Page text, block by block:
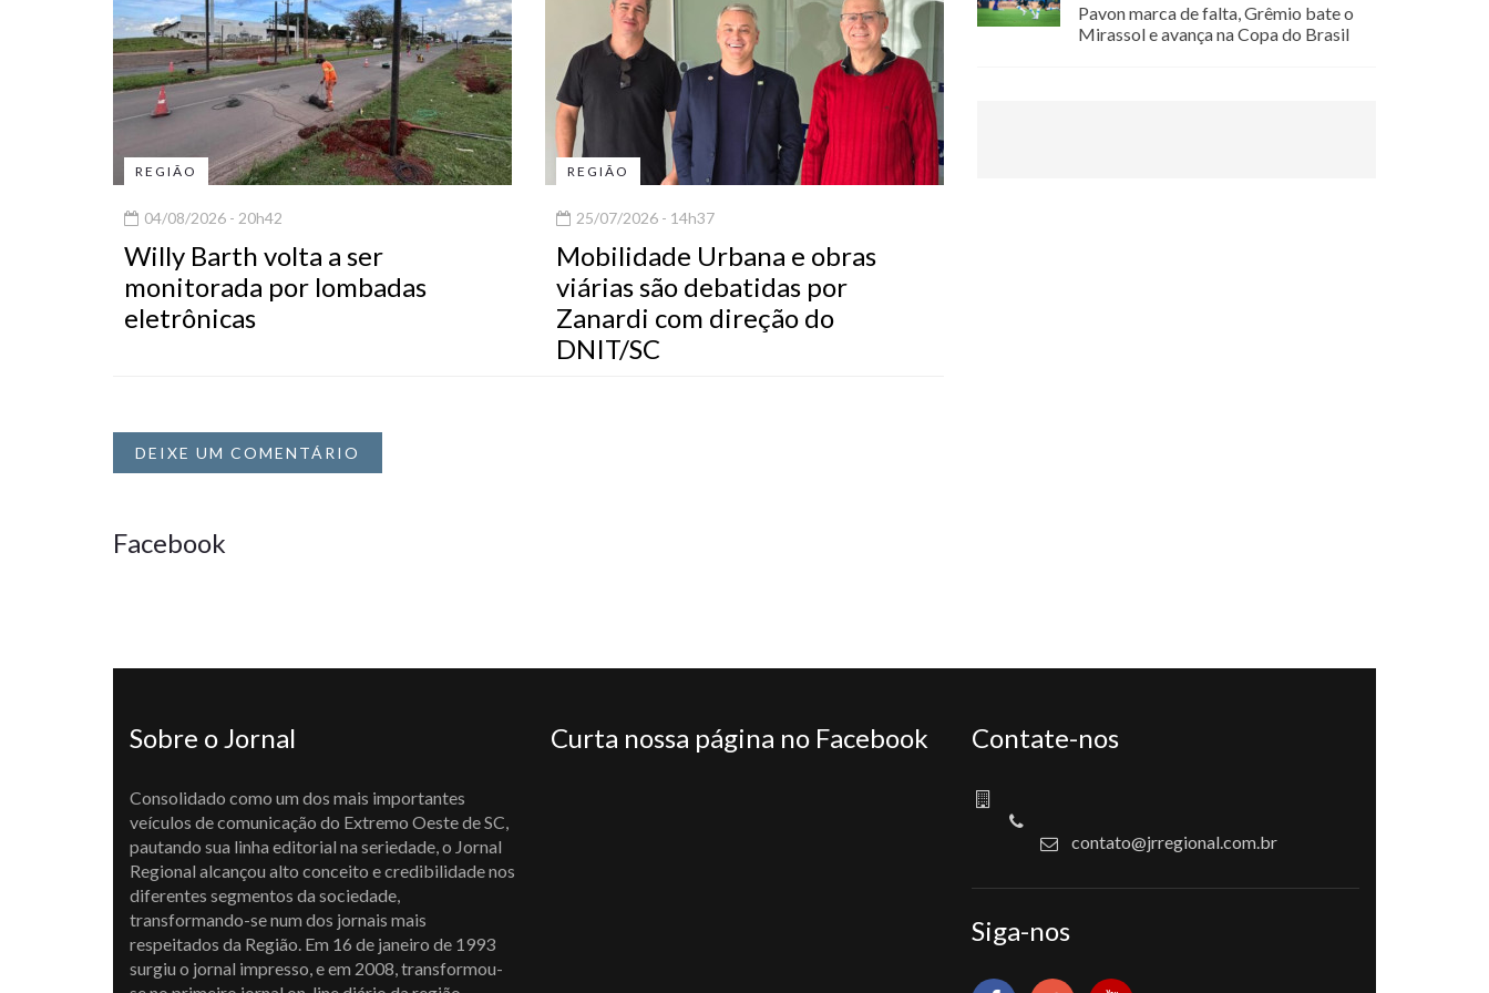
REGIÃO
04/08/2026 - 20h42
Willy Barth volta a ser
monitorada por lombadas
eletrônicas
REGIÃO
25/07/2026 - 14h37
Mobilidade Urbana e obras
viárias são debatidas por
Zanardi com direção do
DNIT/SC
DEIXE UM COMENTÁRIO
Facebook
Pavon marca de falta, Grêmio bate o
Mirassol e avança na Copa do Brasil
Sobre o Jornal
Consolidado como um dos mais importantes
veículos de comunicação do Extremo Oeste de SC,
pautando sua linha editorial na seriedade, o Jornal
Regional alcançou alto conceito e credibilidade nos
diferentes segmentos da sociedade,
transformando-se num dos jornais mais
respeitados da Região. Em 16 de janeiro de 1993
surgiu o jornal impresso, e em 2008, transformou-
Curta nossa página no Facebook Contate-nos
contato@jrregional.com.br
Siga-nos